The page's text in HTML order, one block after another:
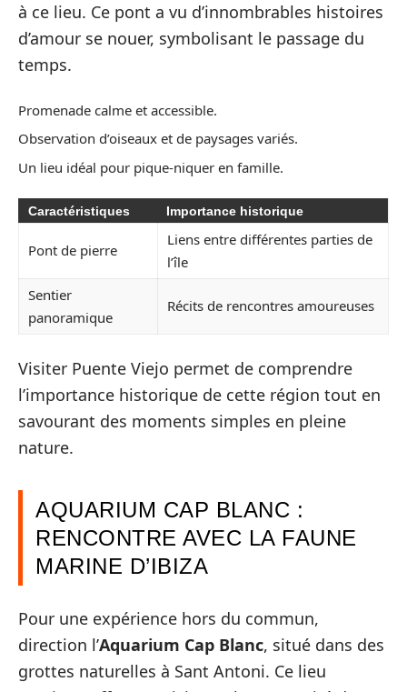
à ce lieu. Ce pont a vu d’innombrables histoires
d’amour se nouer, symbolisant le passage du
temps.
Promenade calme et accessible.
Observation d’oiseaux et de paysages variés.
Un lieu idéal pour pique-niquer en famille.
Caractéristiques Importance historique
Pont de pierre
Liens entre différentes parties de
l’île
Sentier
panoramique
Récits de rencontres amoureuses
Visiter Puente Viejo permet de comprendre
l’importance historique de cette région tout en
savourant des moments simples en pleine
nature.
AQUARIUM CAP BLANC :
RENCONTRE AVEC LA FAUNE
MARINE D’IBIZA
Pour une expérience hors du commun,
direction l’Aquarium Cap Blanc, situé dans des
grottes naturelles à Sant Antoni. Ce lieu